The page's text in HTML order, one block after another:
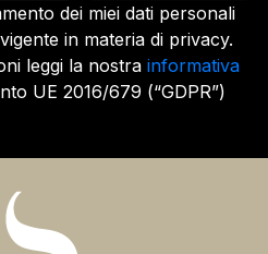
dei miei dati personali
in materia di privacy.
leggi la nostra informativa
UE 2016/679 (“GDPR”)